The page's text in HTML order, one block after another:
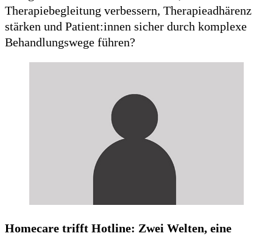
Therapiebegleitung verbessern, Therapieadhärenz
stärken und Patient:innen sicher durch komplexe
Behandlungswege führen?
Homecare trifft Hotline: Zwei Welten, eine